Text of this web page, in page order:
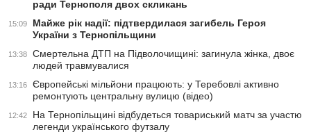
ради Тернополя двох скликань
15:09
Майже рік надії: підтвердилася загибель Героя
України з Тернопільщини
13:38
Смертельна ДТП на Підволочищині: загинула жінка, двоє
людей травмувалися
13:16
Європейські мільйони працюють: у Теребовлі активно
ремонтують центральну вулицю (відео)
12:42
На Тернопільщині відбудеться товариський матч за участю
легенди українського футзалу